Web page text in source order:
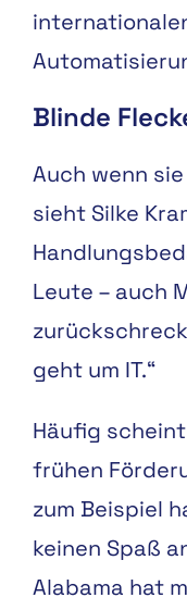
Blinde
Auch wenn
sieht Silke
Leute – auch
geht um IT.“
Häufig
frühen
zum Beispiel
keinen Spaß
Alabama hat